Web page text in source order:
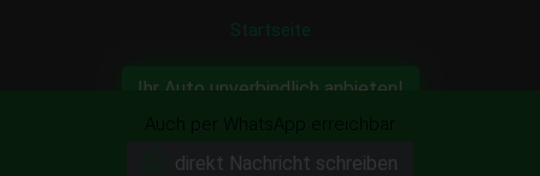
Startseite
Ihr Auto unverbindlich anbieten!
Auch per WhatsApp erreichbar
direkt Nachricht schreiben